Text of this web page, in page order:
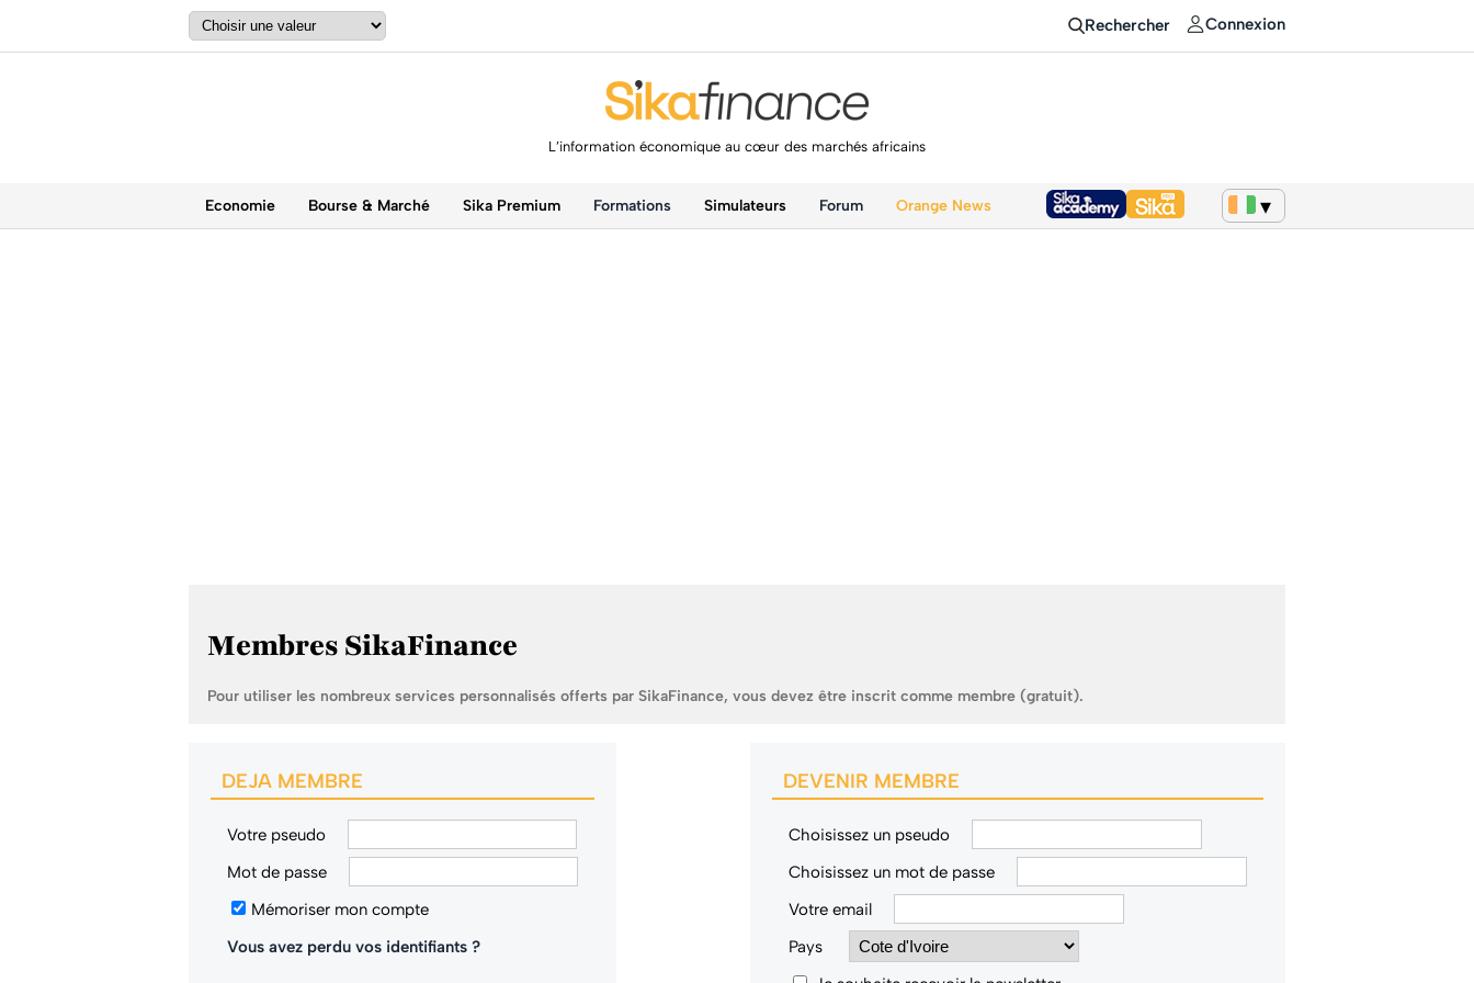
Rechercher Connexion
L’information économique au cœur des marchés africains
Economie Bourse & Marché Sika Premium Formations Simulateurs Forum Orange News
Membres SikaFinance
Pour utiliser les nombreux services personnalisés offerts par SikaFinance, vous devez être inscrit comme membre (gratuit).
DEJA MEMBRE
Votre pseudo
Mot de passe
Mémoriser mon compte
Vous avez perdu vos identifiants ?
DEVENIR MEMBRE
Choisissez un pseudo
Choisissez un mot de passe
Votre email
Pays